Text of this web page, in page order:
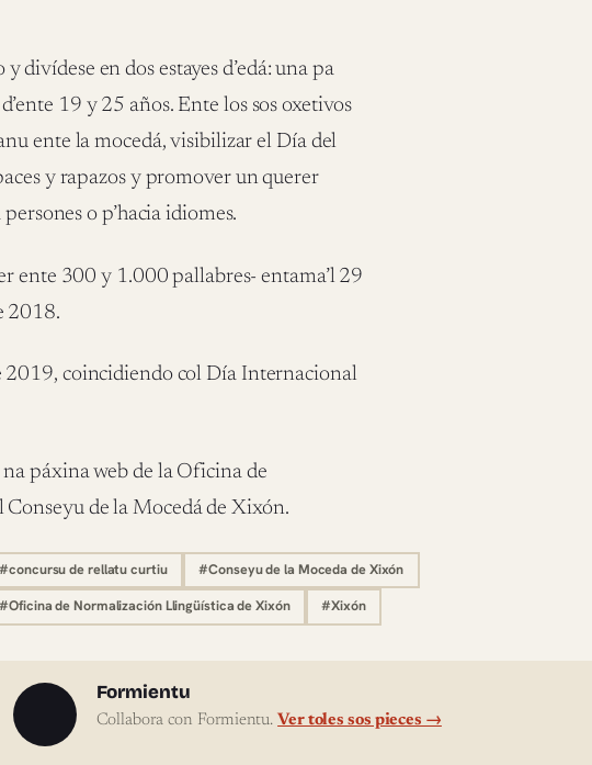
divídese en dos estayes d’edá: una pa
19 y 25 años. Ente los sos oxetivos
ente la mocedá, visibilizar el Día del
y rapazos y promover un querer
o p’hacia idiomes.
ente 300 y 1.000 pallabres- entama’l 29
2018.
2019, coincidiendo col Día Internacional
na páxina web de la Oficina de
de la Mocedá de Xixón.
#concursu de rellatu curtiu #Conseyu de la Moceda de Xixón
#Oficina de Normalización Llingüística de Xixón #Xixón
Sobre l'autor
Formientu
Collabora con Formientu. Ver toles sos pieces →